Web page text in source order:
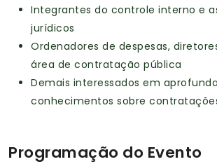
Integrantes do controle interno e
jurídicos
Ordenadores de despesas,
área de contratação pública
Demais interessados em
conhecimentos sobre
Programação do Evento